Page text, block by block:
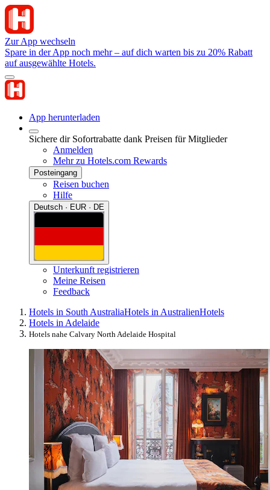
Zur App wechseln
Spare in der App noch mehr – auf dich warten bis zu 20% Rabatt
auf ausgewählte Hotels.
App herunterladen
Sichere dir Sofortrabatte dank Preisen für Mitglieder
Anmelden
Mehr zu Hotels.com Rewards
Posteingang
Reisen buchen
Hilfe
Deutsch · EUR · DE
Unterkunft registrieren
Meine Reisen
Feedback
Hotels in South AustraliaHotels in AustralienHotels
Hotels in Adelaide
Hotels nahe Calvary North Adelaide Hospital